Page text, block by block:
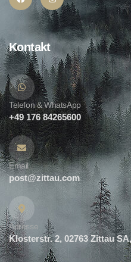
Kontakt
Telefon & WhatsApp
+49 176 84265600
Email
post@zittau.com
Adresse
Klosterstr. 2, 02763 Zittau